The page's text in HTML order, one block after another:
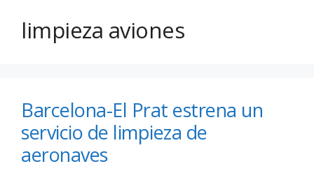
limpieza aviones
Barcelona-El Prat estrena un
servicio de limpieza de
aeronaves